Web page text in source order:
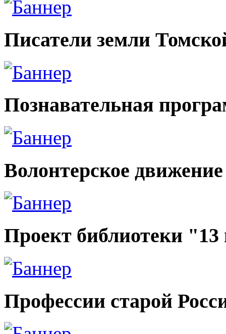
Писатели земли
Познавательная
Волонтерское движение
Проект библиотеки
Профессии старой